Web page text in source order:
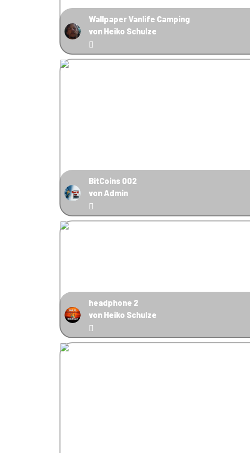
Wallpaper Vanlife Camping
von Heiko Schulze
BitCoins 002
von Admin
headphone 2
von Heiko Schulze